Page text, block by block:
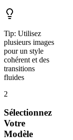
Tip: Utilisez
plusieurs images
pour un style
cohérent et des
transitions
fluides
2
Sélectionnez
Votre
Modèle